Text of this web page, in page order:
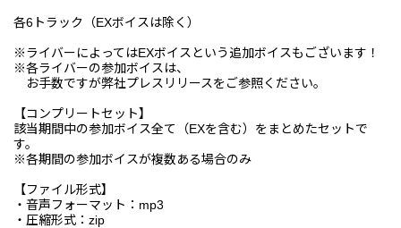
各6トラック（EXボイスは除く）
※ライバーによってはEXボイスという追加ボイスもございます！
※各ライバーの参加ボイスは、
お手数ですが弊社プレスリリースをご参照ください。
【コンプリートセット】
該当期間中の参加ボイス全て（EXを含む）をまとめたセットで
す。
※各期間の参加ボイスが複数ある場合のみ
【ファイル形式】
・音声フォーマット：mp3
・圧縮形式：zip